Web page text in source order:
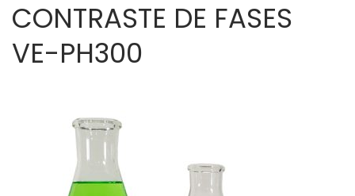
CONTRASTE DE FASES
VE-PH300